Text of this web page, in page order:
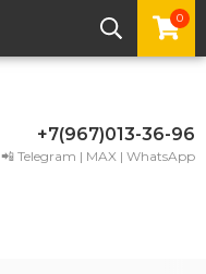
0
+7(967)013-36-96
📲 Telegram | MAX | WhatsApp